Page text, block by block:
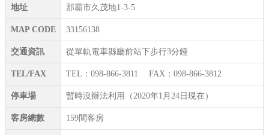
地址 那霸市久茂地1-3-5
MAP CODE 33156138
交通資訊 從單軌電車縣廳前站下步行3分鐘
TEL/FAX TEL：098-866-3811 FAX：098-866-3812
停車場 暫時沒辦法利用（2020年1月24日現在）
客房總數 159間客房